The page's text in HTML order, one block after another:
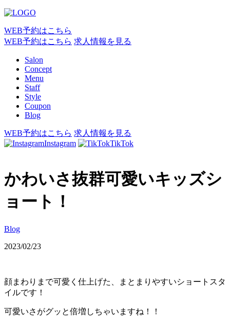
WEB予約はこちら
WEB予約はこちら 求人情報を見る
Salon
Concept
Menu
Staff
Style
Coupon
Blog
WEB予約はこちら 求人情報を見る
Instagram
TikTok
かわいさ抜群可愛いキッズシ
ョート！
Blog
2023/02/23
顔まわりまで可愛く仕上げた、まとまりやすいショートスタ
イルです！
可愛いさがグッと倍増しちゃいますね！！